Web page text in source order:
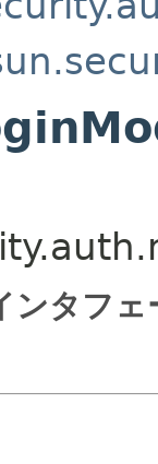
ンタフ